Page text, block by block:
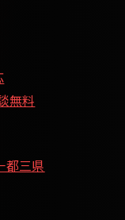
無料
都三県